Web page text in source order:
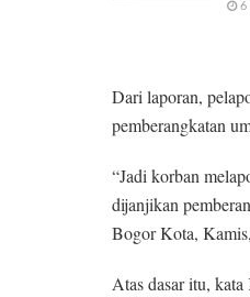
6
Dari laporan,
pemberangkatan
“Jadi korban
dijanjikan
Bogor Kota,
Atas dasar itu,